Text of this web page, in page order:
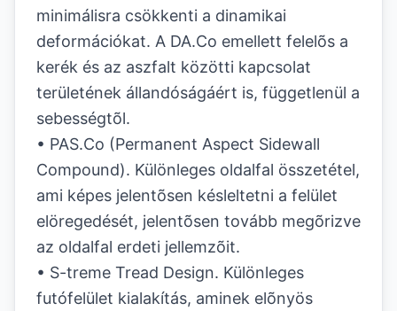
minimálisra csökkenti a dinamikai
deformációkat. A DA.Co emellett felelõs a
kerék és az aszfalt közötti kapcsolat
területének állandóságáért is, függetlenül a
sebességtõl.
• PAS.Co (Permanent Aspect Sidewall
Compound). Különleges oldalfal összetétel,
ami képes jelentõsen késleltetni a felület
elöregedését, jelentõsen tovább megõrizve
az oldalfal erdeti jellemzõit.
• S-treme Tread Design. Különleges
futófelület kialakítás, aminek elõnyös